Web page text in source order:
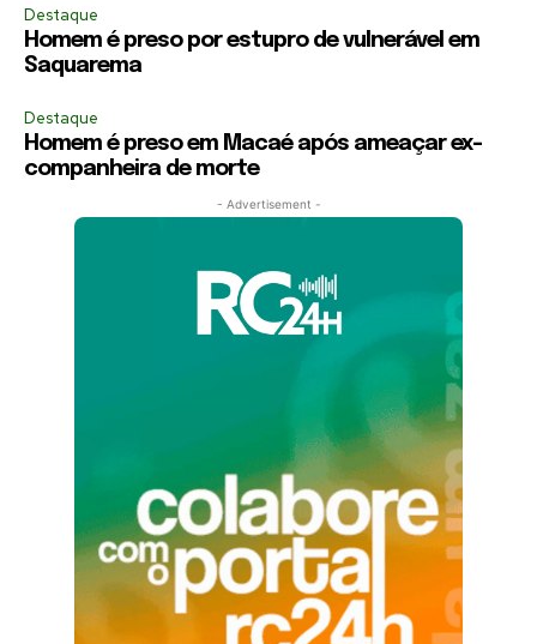
Destaque
Homem é preso por estupro de vulnerável em
Saquarema
Destaque
Homem é preso em Macaé após ameaçar ex-
companheira de morte
- Advertisement -